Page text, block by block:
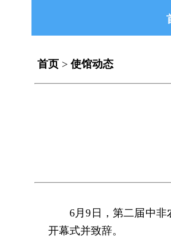
首页 > 使馆动态
6月9日，第二届中
开幕式并致辞。